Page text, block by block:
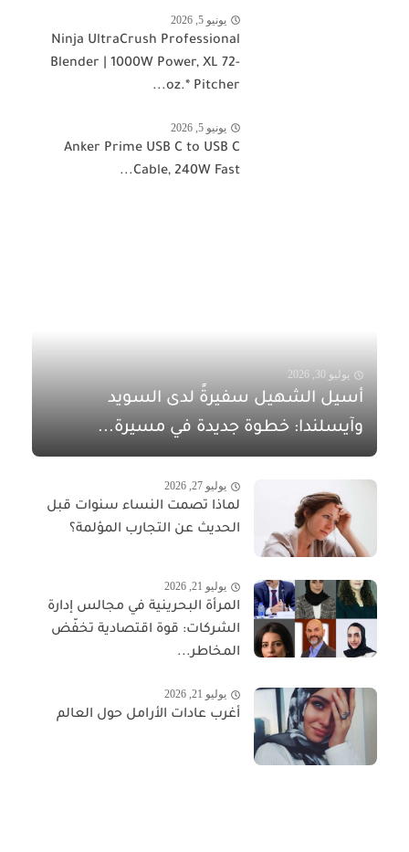
يونيو 5, 2026
Ninja UltraCrush Professional
Blender | 1000W Power, XL 72-
oz.* Pitcher...
يونيو 5, 2026
Anker Prime USB C to USB C
Cable, 240W Fast...
يوليو 30, 2026
أسيل الشهيل سفيرةً لدى السويد
وآيسلندا: خطوة جديدة في مسيرة...
يوليو 27, 2026
لماذا تصمت النساء سنوات قبل
الحديث عن التجارب المؤلمة؟
يوليو 21, 2026
المرأة البحرينية في مجالس إدارة
الشركات: قوة اقتصادية تخفّض
المخاطر...
يوليو 21, 2026
أغرب عادات الأرامل حول العالم